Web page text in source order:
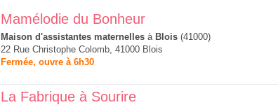
Mamélodie du Bonheur
Maison d'assistantes maternelles à Blois (41000)
22 Rue Christophe Colomb, 41000 Blois
Fermée, ouvre à 6h30
La Fabrique à Sourire